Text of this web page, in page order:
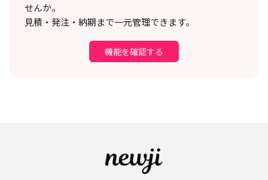
せんか。
見積・発注・納期まで一元管理できます。
機能を確認する